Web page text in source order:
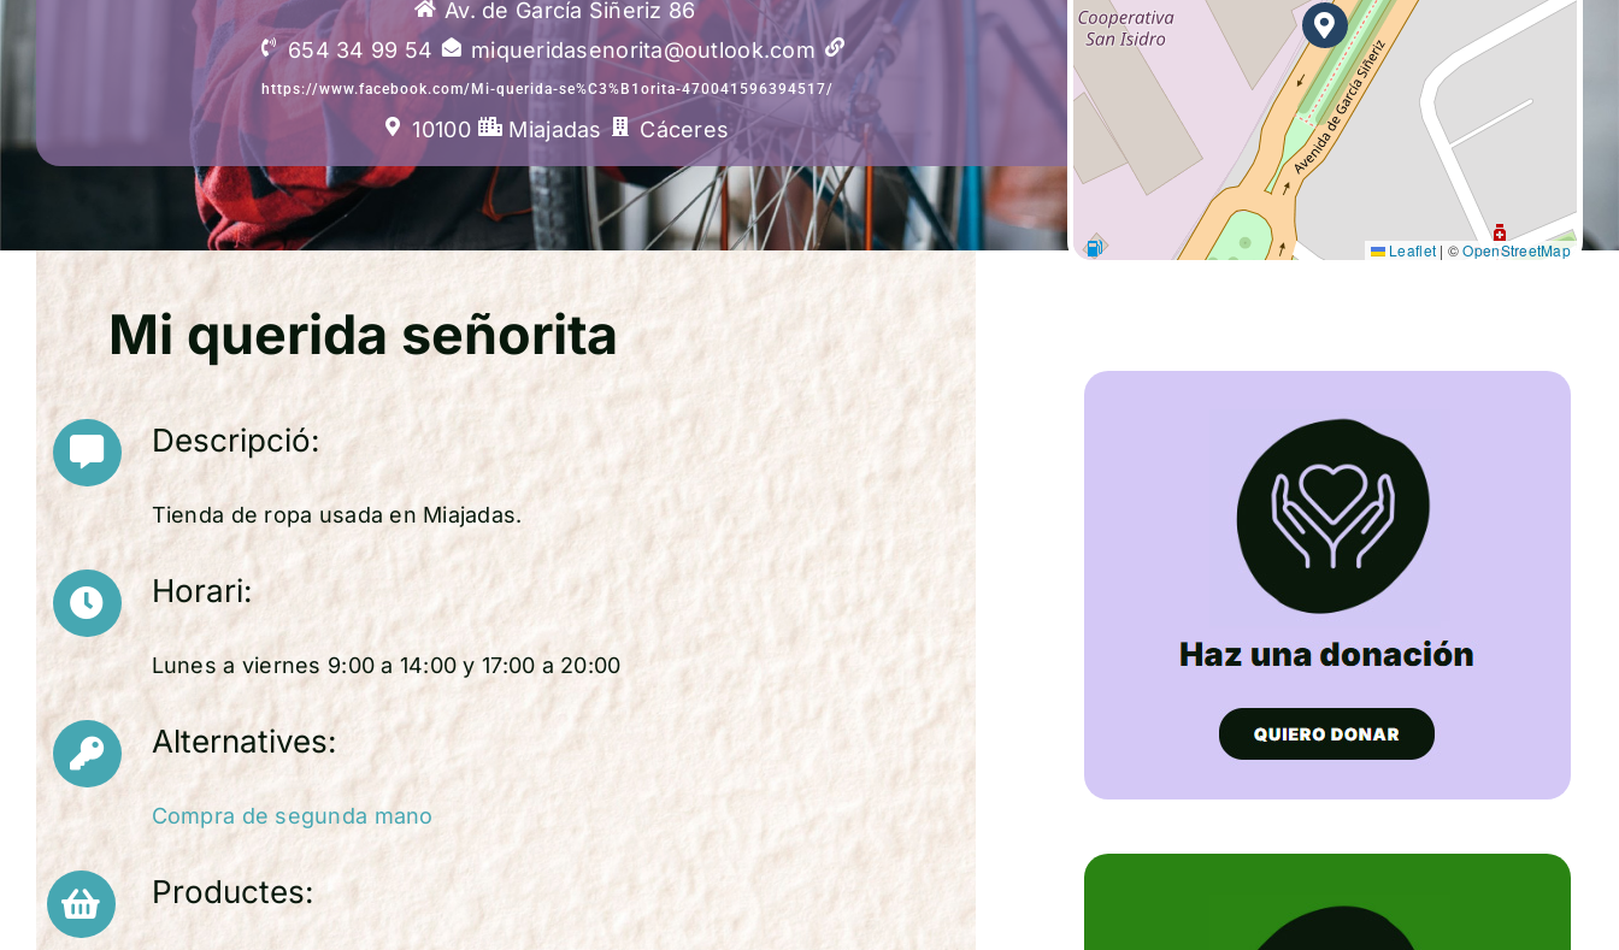
Av. de García Siñeriz 86
654 34 99 54
miqueridasenorita@outlook.com
https://www.facebook.com/Mi-querida-se%C3%B1orita-470041596394517/
10100 Miajadas Cáceres
Leaflet | ©OpenStreetMap
Mi querida señorita
Descripció:
Tienda de ropa usada en Miajadas.
Horari:
Lunes a viernes 9:00 a 14:00 y 17:00 a 20:00
Alternatives:
Compra de segunda mano
Productes: